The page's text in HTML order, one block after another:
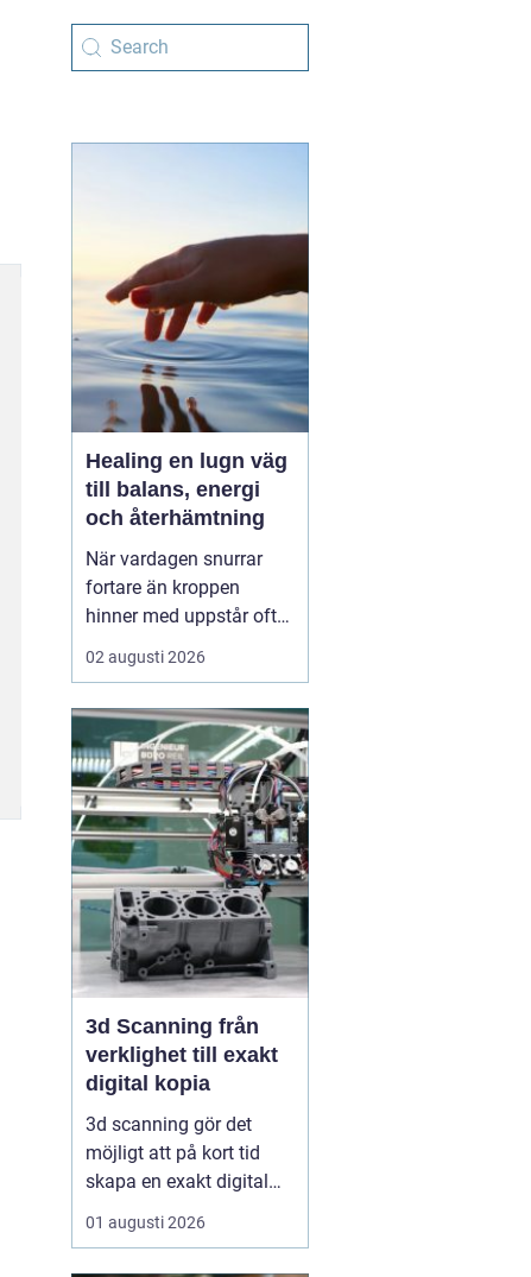
Healing en lugn väg
till balans, energi
och återhämtning
När vardagen snurrar
fortare än kroppen
hinner med uppstår ofta
spänningar, oro och
trötthet som inte går att
Många börjar då söka
efter metoder som kan
skapa lugn på djupet,
inte bara i tankarna utan
också i kroppen. I den
sökn...
02 augusti 2026
3d Scanning från
verklighet till exakt
digital kopia
3d scanning gör det
möjligt att på kort tid
skapa en exakt digital
kopia av nästan vad
som helst: en liten detalj,
01 augusti 2026